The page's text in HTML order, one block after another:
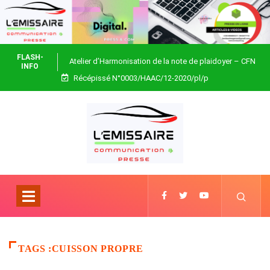
FLASH-
INFO
Atelier d’Harmonisation de la note de plaidoyer – CFN
Togo
Récépissé N°0003/HAAC/12-2020/pl/p
TAGS :CUISSON PROPRE